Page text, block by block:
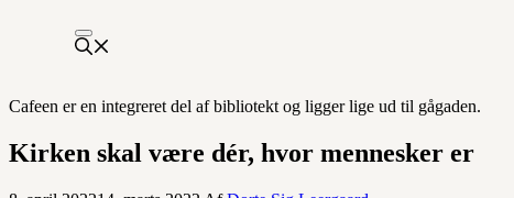
Cafeen er en integreret del af bibliotekt og ligger lige ud til gågaden.
Kirken skal være dér, hvor mennesker er